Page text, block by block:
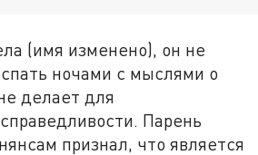
(имя изменено), он не
ночами с мыслями о
делает для
Парень
признал, что является